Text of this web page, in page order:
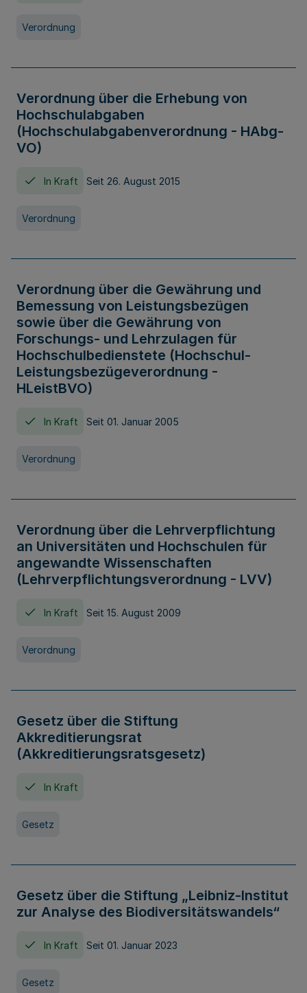
Verordnung
Verordnung über die Erhebung von
Hochschulabgaben
(Hochschulabgabenverordnung - HAbg-
VO)
In Kraft Seit 26. August 2015
Verordnung
Verordnung über die Gewährung und
Bemessung von Leistungsbezügen
sowie über die Gewährung von
Forschungs- und Lehrzulagen für
Hochschulbedienstete (Hochschul-
Leistungsbezügeverordnung -
HLeistBVO)
In Kraft Seit 01. Januar 2005
Verordnung
Verordnung über die Lehrverpflichtung
an Universitäten und Hochschulen für
angewandte Wissenschaften
(Lehrverpflichtungsverordnung - LVV)
In Kraft Seit 15. August 2009
Verordnung
Gesetz über die Stiftung
Akkreditierungsrat
(Akkreditierungsratsgesetz)
In Kraft
Gesetz
Gesetz über die Stiftung „Leibniz-Institut
zur Analyse des Biodiversitätswandels“
In Kraft Seit 01. Januar 2023
Gesetz